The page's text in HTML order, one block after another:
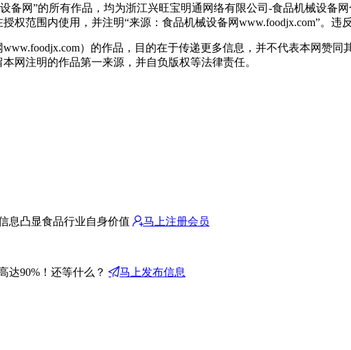
备网”的所有作品，均为浙江兴旺宝明通网络有限公司-食品机械设
权范围内使用，并注明“来源：食品机械设备网www.foodjx.com”。违
）的作品，目的在于传递更多信息，并不代表本网赞
网注明的作品第一来源，并自负版权等法律责任。
息凸显食品行业自身价值 马上注册会员
达90%！还等什么？ 马上发布信息